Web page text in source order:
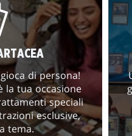
di persona!
la tua occasione
speciali
esclusive,
tema.